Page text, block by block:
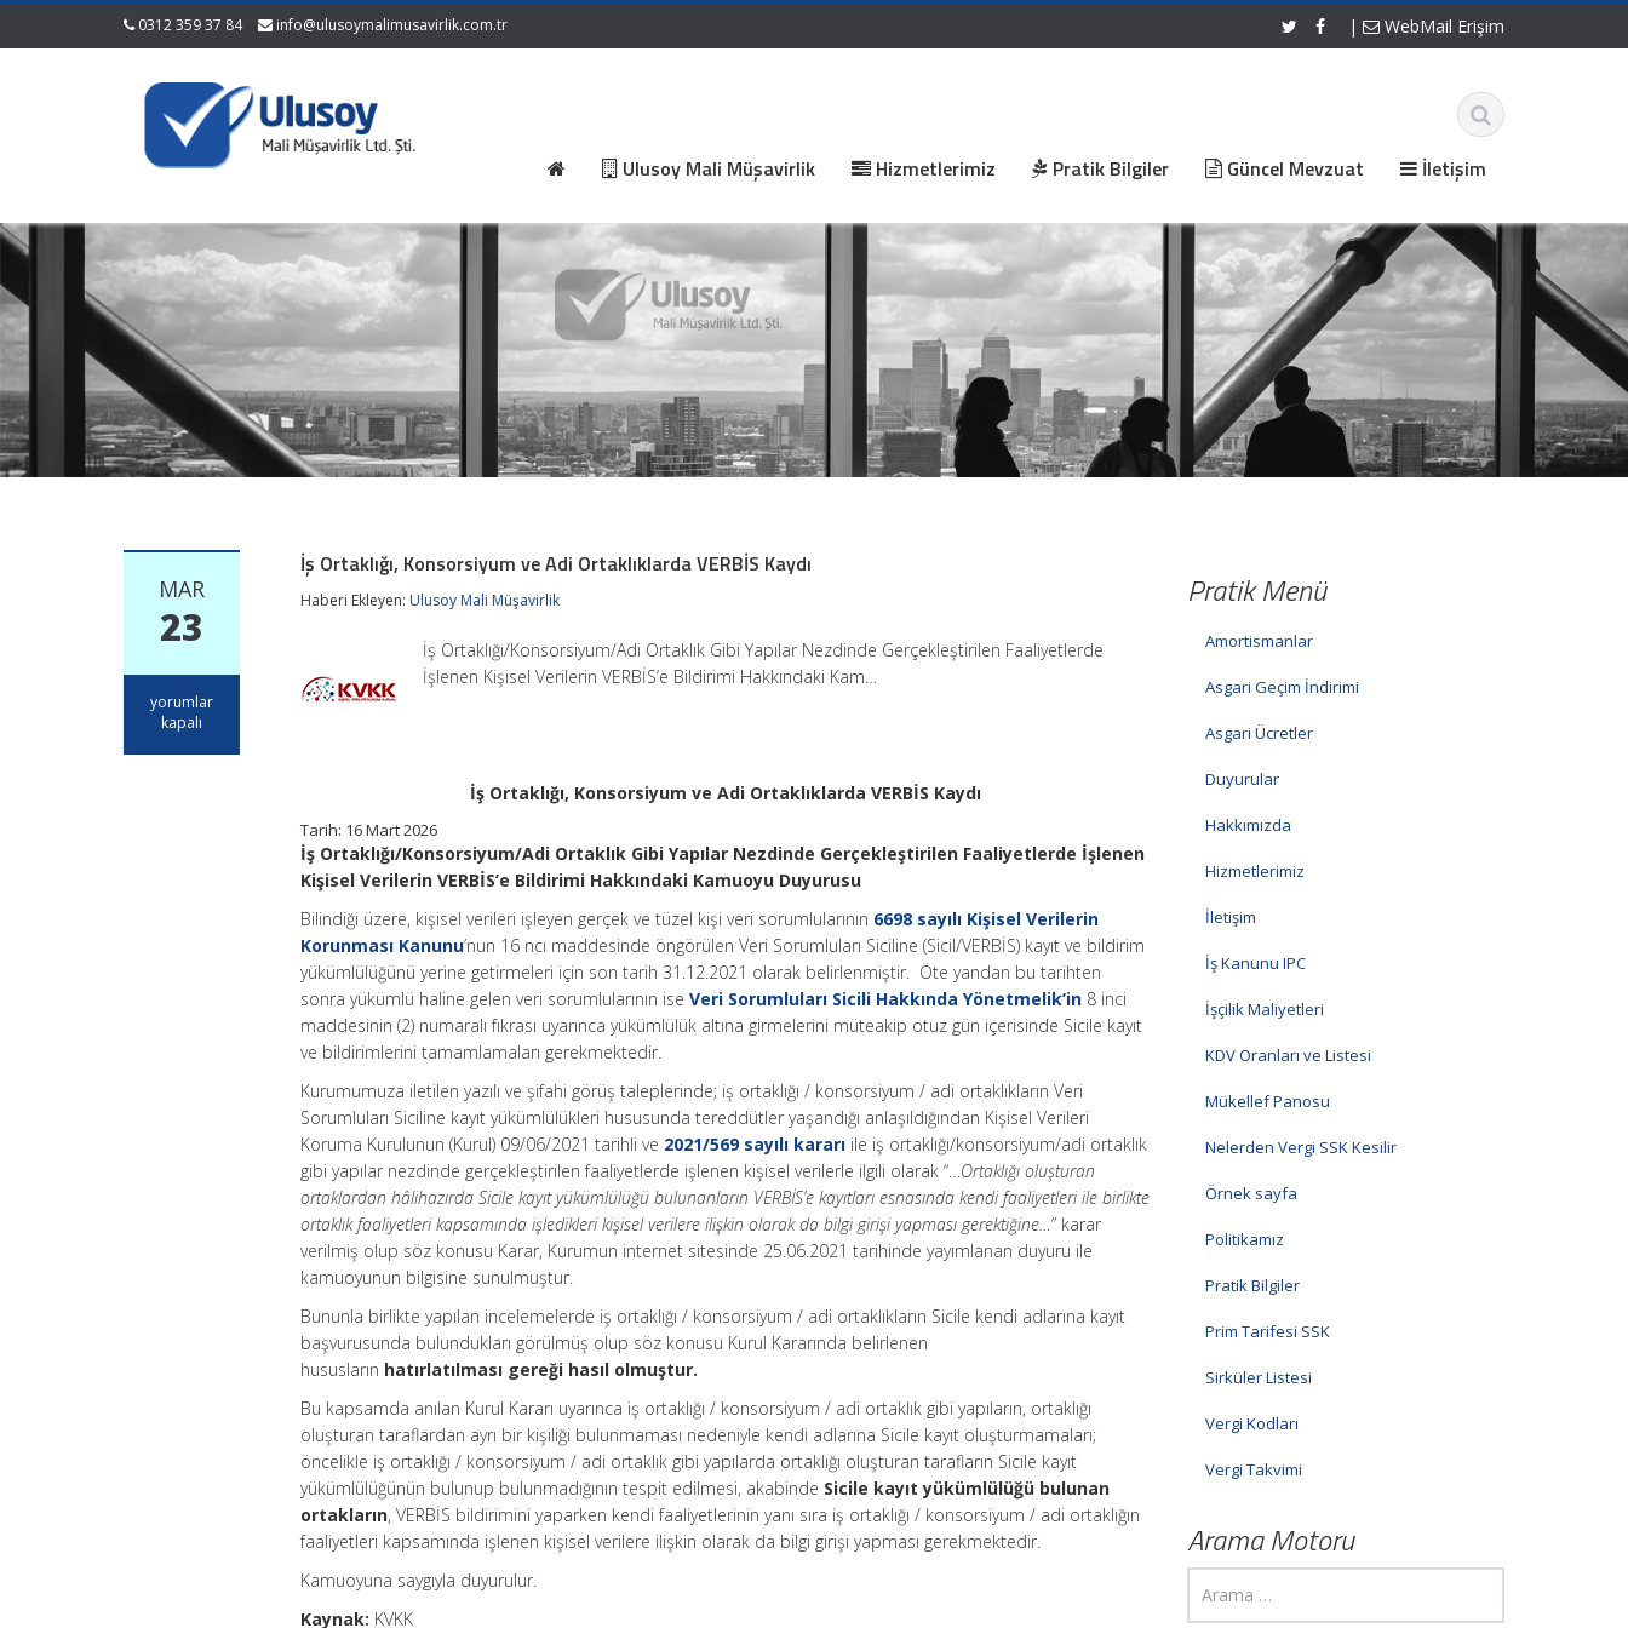
0312 359 37 84 info@ulusoymalimusavirlik.com.tr | WebMail Erişim
Ulusoy Mali Müşavirlik Hizmetlerimiz Pratik Bilgiler Güncel Mevzuat İletişim
MAR
23
İş
Ortaklığı,
yorumlar
kapalı
İş Ortaklığı, Konsorsiyum ve Adi Ortaklıklarda VERBİS Kaydı
Haberi Ekleyen: Ulusoy Mali Müşavirlik
İş Ortaklığı/Konsorsiyum/Adi Ortaklık Gibi Yapılar Nezdinde Gerçekleştirilen Faaliyetlerde
İşlenen Kişisel Verilerin VERBİS’e Bildirimi Hakkındaki Kam…
İş Ortaklığı, Konsorsiyum ve Adi Ortaklıklarda VERBİS Kaydı
Tarih: 16 Mart 2026
İş Ortaklığı/Konsorsiyum/Adi Ortaklık Gibi Yapılar Nezdinde Gerçekleştirilen Faaliyetlerde İşlenen
Kişisel Verilerin VERBİS’e Bildirimi Hakkındaki Kamuoyu Duyurusu
Bilindiği üzere, kişisel verileri işleyen gerçek ve tüzel kişi veri sorumlularının 6698 sayılı Kişisel Verilerin
Korunması Kanunu’nun 16 ncı maddesinde öngörülen Veri Sorumluları Siciline (Sicil/VERBİS) kayıt ve bildirim
yükümlülüğünü yerine getirmeleri için son tarih 31.12.2021 olarak belirlenmiştir. Öte yandan bu tarihten
sonra yükümlü haline gelen veri sorumlularının iseVeri Sorumluları Sicili Hakkında Yönetmelik’in 8 inci
maddesinin (2) numaralı fıkrası uyarınca yükümlülük altına girmelerini müteakip otuz gün içerisinde Sicile kayıt
ve bildirimlerini tamamlamaları gerekmektedir.
Kurumumuza iletilen yazılı ve şifahi görüş taleplerinde; iş ortaklığı / konsorsiyum / adi ortaklıkların Veri
Sorumluları Siciline kayıt yükümlülükleri hususunda tereddütler yaşandığı anlaşıldığından Kişisel Verileri
Koruma Kurulunun (Kurul) 09/06/2021 tarihli ve 2021/569 sayılı kararı ile iş ortaklığı/konsorsiyum/adi ortaklık
gibi yapılar nezdinde gerçekleştirilen faaliyetlerde işlenen kişisel verilerle ilgili olarak “…Ortaklığı oluşturan
ortaklardan hâlihazırda Sicile kayıt yükümlülüğü bulunanların VERBİS’e kayıtları esnasında kendi faaliyetleri ile birlikte
ortaklık faaliyetleri kapsamında işledikleri kişisel verilere ilişkin olarak da bilgi girişi yapması gerektiğine…” karar
verilmiş olup söz konusu Karar, Kurumun internet sitesinde 25.06.2021 tarihinde yayımlanan duyuru ile
kamuoyunun bilgisine sunulmuştur.
Bununla birlikte yapılan incelemelerde iş ortaklığı / konsorsiyum / adi ortaklıkların Sicile kendi adlarına kayıt
başvurusunda bulundukları görülmüş olup söz konusu Kurul Kararında belirlenen
hususların hatırlatılması gereği hasıl olmuştur.
Bu kapsamda anılan Kurul Kararı uyarınca iş ortaklığı / konsorsiyum / adi ortaklık gibi yapıların, ortaklığı
oluşturan taraflardan ayrı bir kişiliği bulunmaması nedeniyle kendi adlarına Sicile kayıt oluşturmamaları;
öncelikle iş ortaklığı / konsorsiyum / adi ortaklık gibi yapılarda ortaklığı oluşturan tarafların Sicile kayıt
yükümlülüğünün bulunup bulunmadığının tespit edilmesi, akabinde Sicile kayıt yükümlülüğü bulunan
ortakların, VERBİS bildirimini yaparken kendi faaliyetlerinin yanı sıra iş ortaklığı / konsorsiyum / adi ortaklığın
faaliyetleri kapsamında işlenen kişisel verilere ilişkin olarak da bilgi girişi yapması gerekmektedir.
Kamuoyuna saygıyla duyurulur.
Kaynak: KVKK
Pratik Menü
Amortismanlar
Asgari Geçim İndirimi
Asgari Ücretler
Duyurular
Hakkımızda
Hizmetlerimiz
İletişim
İş Kanunu IPC
İşçilik Maliyetleri
KDV Oranları ve Listesi
Mükellef Panosu
Nelerden Vergi SSK Kesilir
Örnek sayfa
Politikamız
Pratik Bilgiler
Prim Tarifesi SSK
Sirküler Listesi
Vergi Kodları
Vergi Takvimi
Arama Motoru